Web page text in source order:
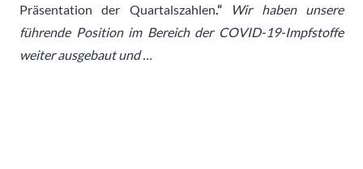
Präsentation der Quartalszahlen.“Wir haben unsere
führende Position im Bereich der COVID-19-Impfstoffe
weiter ausgebaut und …